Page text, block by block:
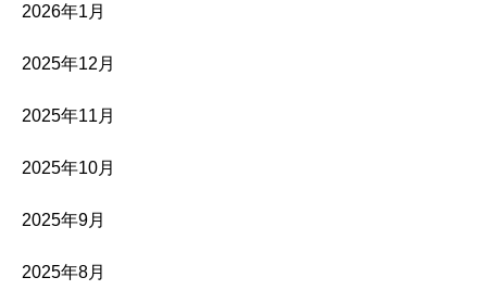
2026年1月
2025年12月
2025年11月
2025年10月
2025年9月
2025年8月